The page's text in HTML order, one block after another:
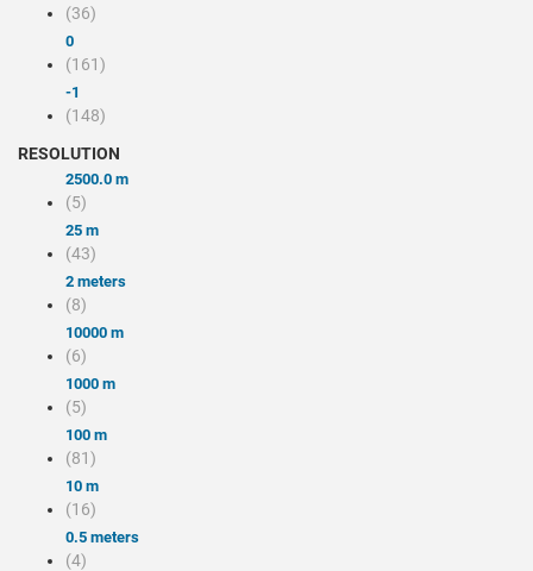
(36)
0
(161)
-1
(148)
RESOLUTION
2500.0 m
(5)
25 m
(43)
2 meters
(8)
10000 m
(6)
1000 m
(5)
100 m
(81)
10 m
(16)
0.5 meters
(4)